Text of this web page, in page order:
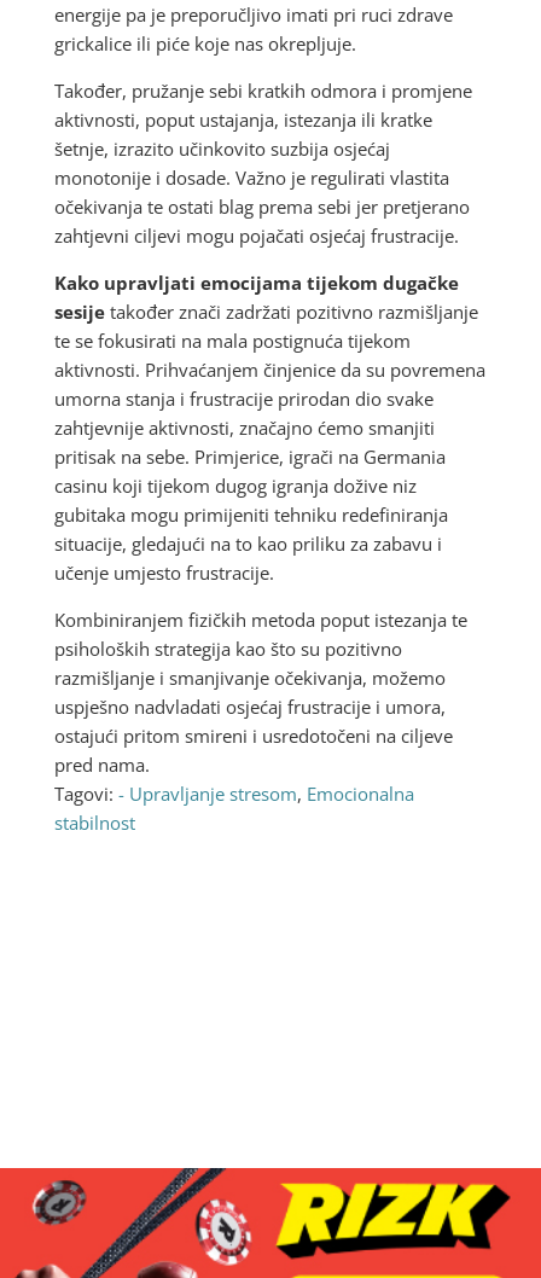
energije pa je preporučljivo imati pri ruci zdrave
grickalice ili piće koje nas okrepljuje.
Također, pružanje sebi kratkih odmora i promjene
aktivnosti, poput ustajanja, istezanja ili kratke
šetnje, izrazito učinkovito suzbija osjećaj
monotonije i dosade. Važno je regulirati vlastita
očekivanja te ostati blag prema sebi jer pretjerano
zahtjevni ciljevi mogu pojačati osjećaj frustracije.
Kako upravljati emocijama tijekom dugačke
sesijetakođer znači zadržati pozitivno razmišljanje
te se fokusirati na mala postignuća tijekom
aktivnosti. Prihvaćanjem činjenice da su povremena
umorna stanja i frustracije prirodan dio svake
zahtjevnije aktivnosti, značajno ćemo smanjiti
pritisak na sebe. Primjerice, igrači na Germania
casinu koji tijekom dugog igranja dožive niz
gubitaka mogu primijeniti tehniku redefiniranja
situacije, gledajući na to kao priliku za zabavu i
učenje umjesto frustracije.
Kombiniranjem fizičkih metoda poput istezanja te
psiholoških strategija kao što su pozitivno
razmišljanje i smanjivanje očekivanja, možemo
uspješno nadvladati osjećaj frustracije i umora,
ostajući pritom smireni i usredotočeni na ciljeve
pred nama.
Tagovi: - Upravljanje stresom, Emocionalna
stabilnost